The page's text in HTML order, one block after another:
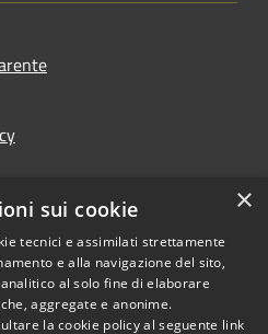
Copyright © 2026 • Comune di
×
sui cookie
tecnici e assimilati strettamente
e alla navigazione del sito,
al solo fine di elaborare
aggregate e anonime.
la cookie policy al seguente link